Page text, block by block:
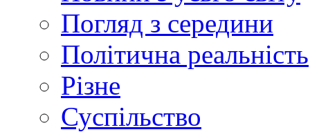
Погляд з середини
Політична реальність
Різне
Суспільство